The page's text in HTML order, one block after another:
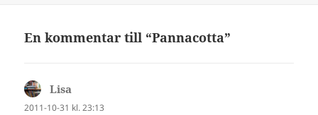
En kommentar till “Pannacotta”
Lisa
2011-10-31 kl. 23:13